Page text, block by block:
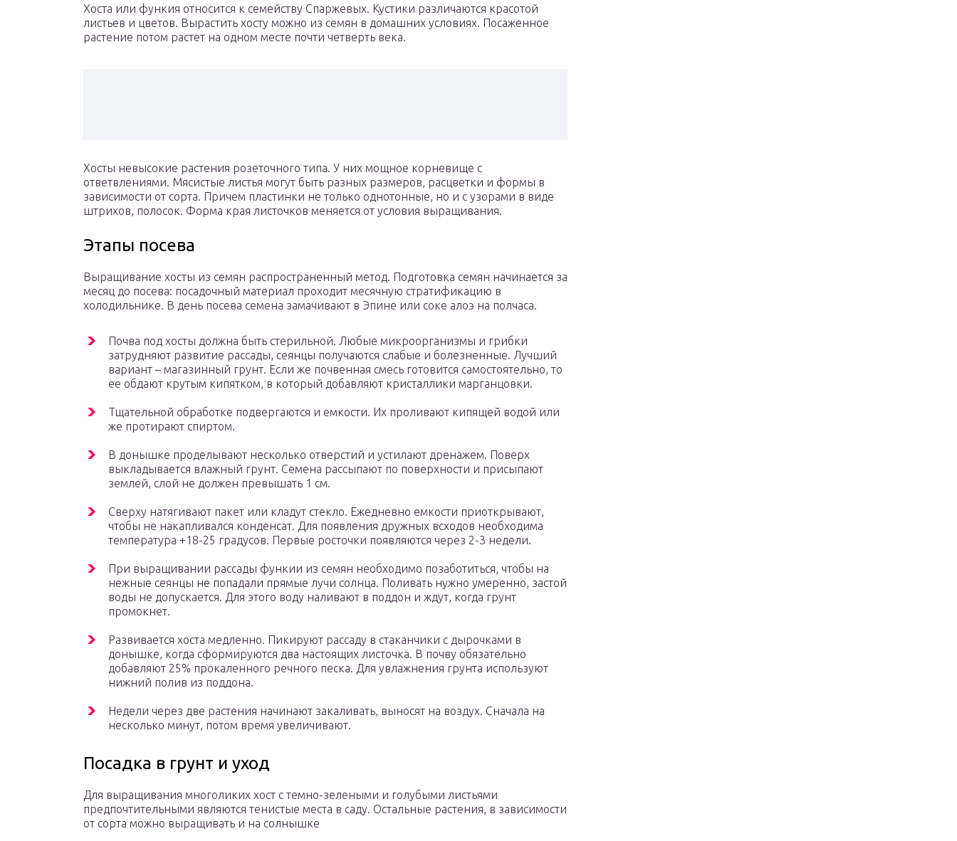
Хоста или функия относится к семейству Спаржевых. Кустики различаются красотой
листьев и цветов. Вырастить хосту можно из семян в домашних условиях. Посаженное
растение потом растет на одном месте почти четверть века.
Хосты невысокие растения розеточного типа. У них мощное корневище с
ответвлениями. Мясистые листья могут быть разных размеров, расцветки и формы в
зависимости от сорта. Причем пластинки не только однотонные, но и с узорами в виде
штрихов, полосок. Форма края листочков меняется от условия выращивания.
Этапы посева
Выращивание хосты из семян распространенный метод. Подготовка семян начинается за
месяц до посева: посадочный материал проходит месячную стратификацию в
холодильнике. В день посева семена замачивают в Эпине или соке алоэ на полчаса.
Почва под хосты должна быть стерильной. Любые микроорганизмы и грибки
затрудняют развитие рассады, сеянцы получаются слабые и болезненные. Лучший
вариант – магазинный грунт. Если же почвенная смесь готовится самостоятельно, то
ее обдают крутым кипятком, в который добавляют кристаллики марганцовки.
Тщательной обработке подвергаются и емкости. Их проливают кипящей водой или
же протирают спиртом.
В донышке проделывают несколько отверстий и устилают дренажем. Поверх
выкладывается влажный грунт. Семена рассыпают по поверхности и присыпают
землей, слой не должен превышать 1 см.
Сверху натягивают пакет или кладут стекло. Ежедневно емкости приоткрывают,
чтобы не накапливался конденсат. Для появления дружных всходов необходима
температура +18-25 градусов. Первые росточки появляются через 2-3 недели.
При выращивании рассады функии из семян необходимо позаботиться, чтобы на
нежные сеянцы не попадали прямые лучи солнца. Поливать нужно умеренно, застой
воды не допускается. Для этого воду наливают в поддон и ждут, когда грунт
промокнет.
Развивается хоста медленно. Пикируют рассаду в стаканчики с дырочками в
донышке, когда сформируются два настоящих листочка. В почву обязательно
добавляют 25% прокаленного речного песка. Для увлажнения грунта используют
нижний полив из поддона.
Недели через две растения начинают закаливать, выносят на воздух. Сначала на
несколько минут, потом время увеличивают.
Посадка в грунт и уход
Для выращивания многоликих хост с темно-зелеными и голубыми листьями
предпочтительными являются тенистые места в саду. Остальные растения, в зависимости
от сорта можно выращивать и на солнышке